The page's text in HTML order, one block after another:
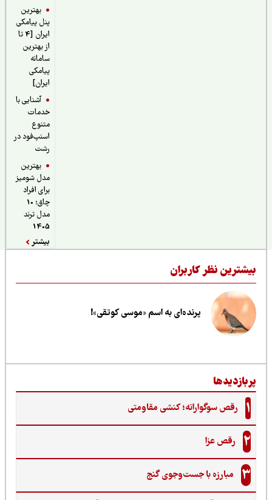
بهترین
پنل پیامکی
ایران [4 تا
از بهترین
سامانه
پیامکی
آشنایی با
خدمات
اسنپ‌فود در
بهترین
مدل شومیز
برای افراد
چاق؛ 10
مدل ترند
نظر کاربران
پرنده‌ای به اسم «موسی کوتقی»!
رقص سوگوارانه؛ کنشی مقاومتی
رقص عزا
مبارزه با جست‌وجوی گنج‌